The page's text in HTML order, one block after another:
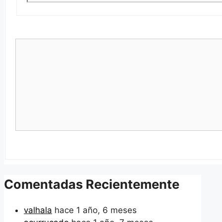
Comentadas Recientemente
valhala hace 1 año, 6 meses